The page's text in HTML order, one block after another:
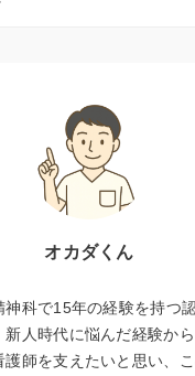
オカダくん
神科で15年の経験を持つ
新人時代に悩んだ経験か
護師を支えたいと思い、